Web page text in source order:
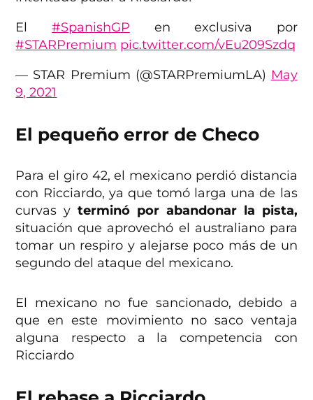
El #SpanishGP en exclusiva por
#STARPremium pic.twitter.com/vEu209Szdq
— STAR Premium (@STARPremiumLA) May
9, 2021
El pequeño error de Checo
Para el giro 42, el mexicano perdió distancia
con Ricciardo, ya que tomó larga una de las
curvas yterminó por abandonar la pista,
situación que aprovechó el australiano para
tomar un respiro y alejarse poco más de un
segundo del ataque del mexicano.
El mexicano no fue sancionado, debido a
que en este movimiento no saco ventaja
alguna respecto a la competencia con
Ricciardo